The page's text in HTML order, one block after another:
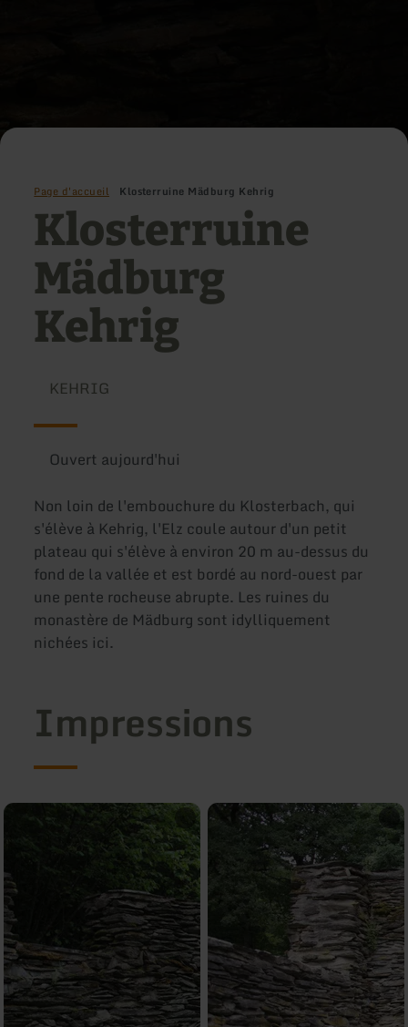
Page d'accueil Klosterruine Mädburg Kehrig
Klosterruine
Mädburg
Kehrig
KEHRIG
Ouvert aujourd'hui
Non loin de l'embouchure du Klosterbach, qui
s'élève à Kehrig, l'Elz coule autour d'un petit
plateau qui s'élève à environ 20 m au-dessus du
fond de la vallée et est bordé au nord-ouest par
une pente rocheuse abrupte. Les ruines du
monastère de Mädburg sont idylliquement
nichées ici.
Impressions